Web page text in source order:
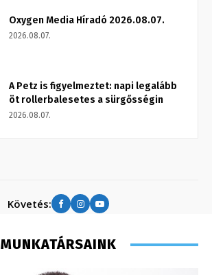
Oxygen Media Híradó 2026.08.07.
2026.08.07.
A Petz is figyelmeztet: napi legalább
öt rollerbalesetes a sürgősségin
2026.08.07.
Követés:
MUNKATÁRSAINK